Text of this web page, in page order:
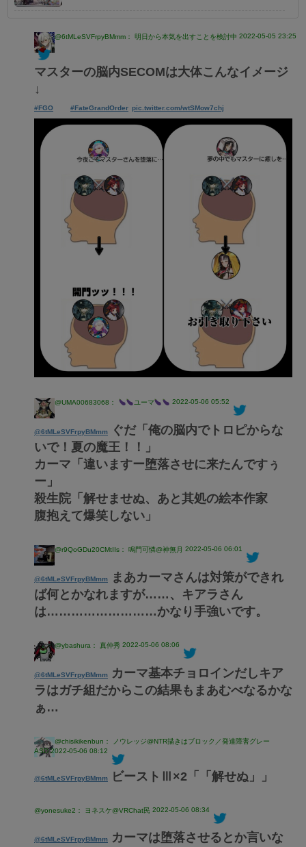
@6tMLeSVFrpyBMmm： 明日から本気を出すことを検討中 2022-05-05 23:25
マスターの脳内SECOMは大体こんなイメージ
↓
#FGO #FateGrandOrder pic.twitter.com/wtSMow7chj
@UMA00683068： ユーマ 2022-05-06 05:52
@6tMLeSVFrpyBMmm
ぐだ「俺の脳内でトロピからな
いで！夏の魔王！！」
カーマ「違いますー堕落させに来たんですぅ
ー」
殺生院「解せませぬ、あと其処の絵本作家
腹抱えて爆笑しない」
@r9QoGDu20CMtIIs： 鳴門可憐@神無月 2022-05-06 06:01
@6tMLeSVFrpyBMmm
まあカーマさんは対策ができれ
ば何とかなれますが……、キアラさん
は………………………かなり手強いです。
@ybashura： 真仲秀 2022-05-06 08:06
@6tMLeSVFrpyBMmm
カーマ基本チョロインだしキア
ラはガチ組だからこの結果もまあむべなるかな
ぁ…
@chisikikenbun： ノウレッジ@NTR描きはブロック／発達障害グレー
ASD 2022-05-06 08:12
@6tMLeSVFrpyBMmm ビーストⅢ×2「「解せぬ」」
@yonesuke2： ヨネスケ@VRChat民 2022-05-06 08:34
@6tMLeSVFrpyBMmm
カーマは堕落させるとか言いな